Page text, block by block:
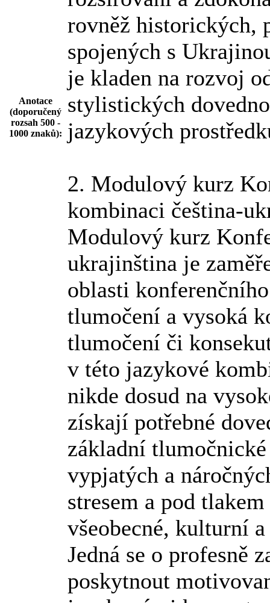
Anotace
(doporučený
rozsah 500 -
1000 znaků):
rovněž historických,
spojených s
je kladen na rozvoj
stylistických
jazykových
2. Modulový kurz
kombinaci čeština-
Modulový kurz
ukrajinština je
oblasti
tlumočení a vysoká
tlumočení či
v této jazykové
nikde dosud na
získají potřebné
základní
vypjatých a
stresem a pod
všeobecné, kulturní
Jedná se o profesně
poskytnout